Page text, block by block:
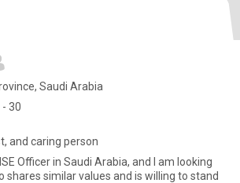
Saudi Arabia
- 30
and caring person
Officer in Saudi Arabia, and I am looking
shares similar values and is willing to stand